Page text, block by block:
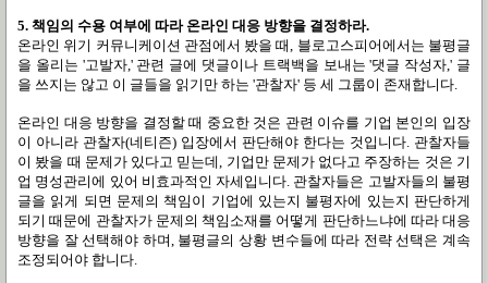
5. 책임의 수용 여부에 따라 온라인 대응 방향을 결정하라.
온라인 위기 커뮤니케이션 관점에서 봤을 때, 블로고스피어에서는 불평글
을 올리는 '고발자,' 관련 글에 댓글이나 트랙백을 보내는 '댓글 작성자,' 글
을 쓰지는 않고 이 글들을 읽기만 하는 '관찰자' 등 세 그룹이 존재합니다.
온라인 대응 방향을 결정할 때 중요한 것은 관련 이슈를 기업 본인의 입장
이 아니라 관찰자(네티즌) 입장에서 판단해야 한다는 것입니다. 관찰자들
이 봤을 때 문제가 있다고 믿는데, 기업만 문제가 없다고 주장하는 것은 기
업 명성관리에 있어 비효과적인 자세입니다. 관찰자들은 고발자들의 불평
글을 읽게 되면 문제의 책임이 기업에 있는지 불평자에 있는지 판단하게
되기 때문에 관찰자가 문제의 책임소재를 어떻게 판단하느냐에 따라 대응
방향을 잘 선택해야 하며, 불평글의 상황 변수들에 따라 전략 선택은 계속
조정되어야 합니다.